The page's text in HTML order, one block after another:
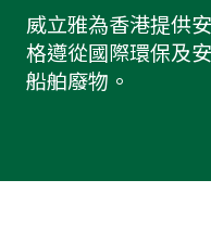
威立雅為香港提供
格遵從國際環保及
船舶廢物。